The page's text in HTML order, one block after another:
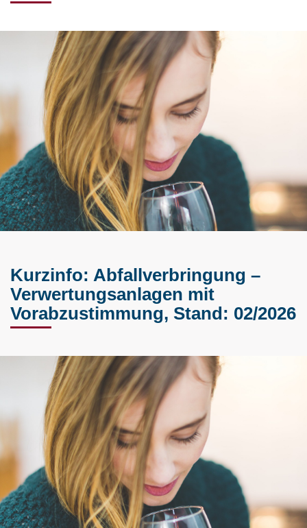
Kurzinfo: Abfallverbringung –
Verwertungsanlagen mit
Vorabzustimmung, Stand: 02/2026